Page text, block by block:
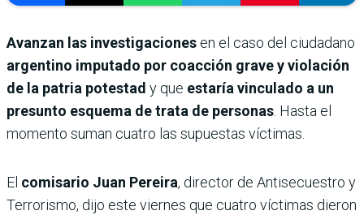
Avanzan las investigaciones en el caso del ciudadano
argentino imputado por coacción grave y violación
de la patria potestad y que estaría vinculado a un
presunto esquema de trata de personas. Hasta el
momento suman cuatro las supuestas víctimas.
El comisario Juan Pereira, director de Antisecuestro y
Terrorismo, dijo este viernes que cuatro víctimas dieron